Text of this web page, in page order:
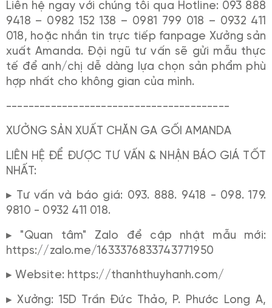
Liên hệ ngay với chúng tôi qua Hotline: 093 888
9418 – 0982 152 138 – 0981 799 018 – 0932 411
018, hoặc nhắn tin trực tiếp fanpage Xưởng sản
xuất Amanda. Đội ngũ tư vấn sẽ gửi mẫu thực
tế để anh/chị dễ dàng lựa chọn sản phẩm phù
hợp nhất cho không gian của mình.
----------------------------------------
XƯỞNG SẢN XUẤT CHĂN GA GỐI AMANDA
LIÊN HỆ ĐỂ ĐƯỢC TƯ VẤN & NHẬN BÁO GIÁ TỐT
NHẤT:
▸ Tư vấn và báo giá: 093. 888. 9418 - 098. 179.
9810 - 0932 411 018.
▸ "Quan tâm" Zalo để cập nhật mẫu mới:
https://zalo.me/1633376833743771950
▸ Website: https://thanhthuyhanh.com/
▸ Xưởng: 15D Trần Đức Thảo, P. Phước Long A,